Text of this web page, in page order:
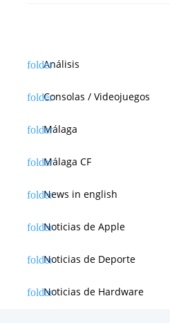
Análisis
Consolas / Videojuegos
Málaga
Málaga CF
News in english
Noticias de Apple
Noticias de Deporte
Noticias de Hardware